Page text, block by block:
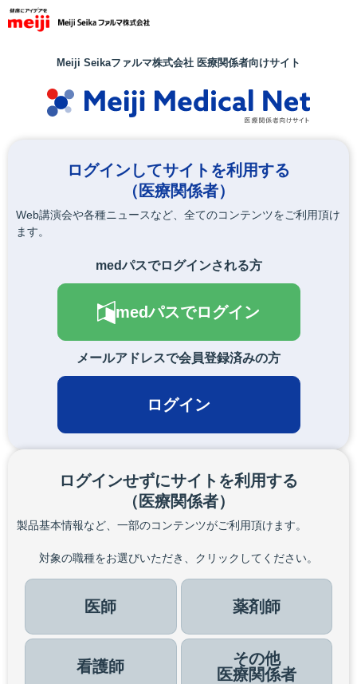
メ
イ
Meiji Seikaファルマ株式会社 医療関係者向けサイト
ログインしてサイトを利用する
（医療関係者）
Web講演会や各種ニュースなど、全てのコンテンツをご利用頂け
ます。
medパスでログインされる方
medパスでログイン
メールアドレスで会員登録済みの方
ログイン
ログインせずにサイトを利用する
（医療関係者）
製品基本情報など、一部のコンテンツがご利用頂けます。
対象の職種をお選びいただき、クリックしてください。
医師 薬剤師
看護師
その他
医療関係者